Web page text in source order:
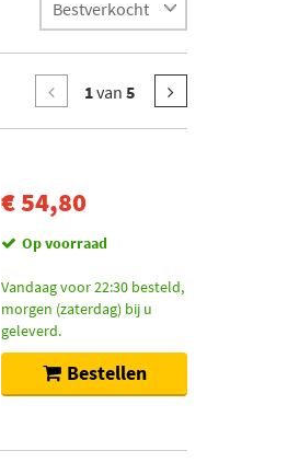
1van 5
€ 54,80
Op voorraad
Vandaag voor 22:30 besteld,
morgen (zaterdag) bij u
geleverd.
Bestellen